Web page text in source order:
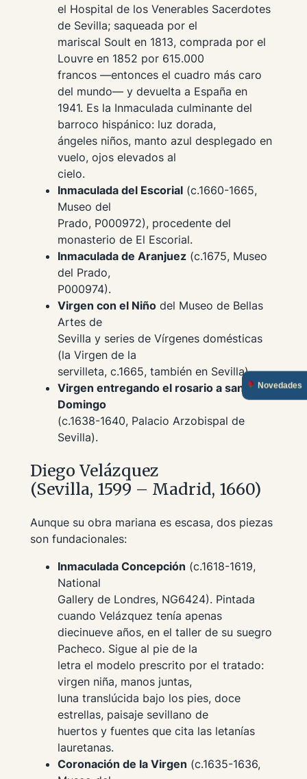
el Hospital de los Venerables Sacerdotes
de Sevilla; saqueada por el
mariscal Soult en 1813, comprada por el
Louvre en 1852 por 615.000
francos —entonces el cuadro más caro
del mundo— y devuelta a España en
1941. Es la Inmaculada culminante del
barroco hispánico: luz dorada,
ángeles niños, manto azul desplegado en
vuelo, ojos elevados al
cielo.
Inmaculada del Escorial(c.1660-1665,
Museo del
Prado, P000972), procedente del
monasterio de El Escorial.
Inmaculada de Aranjuez(c.1675, Museo
del Prado,
P000974).
Virgen con el Niñodel Museo de Bellas
Artes de
Sevilla y series de Vírgenes domésticas
(la Virgen de la
servilleta, c.1665, también en Sevilla).
Virgen entregando el rosario a santo
Domingo
(c.1638-1640, Palacio Arzobispal de
Sevilla).
Diego Velázquez
(Sevilla, 1599 – Madrid, 1660)
Aunque su obra mariana es escasa, dos piezas
son fundacionales:
Inmaculada Concepción (c.1618-1619,
National
Gallery de Londres, NG6424). Pintada
cuando Velázquez tenía apenas
diecinueve años, en el taller de su suegro
Pacheco. Sigue al pie de la
letra el modelo prescrito por el tratado:
virgen niña, manos juntas,
luna translúcida bajo los pies, doce
estrellas, paisaje sevillano de
huertos y fuentes que cita las letanías
lauretanas.
Coronación de la Virgen (c.1635-1636,
Novedades